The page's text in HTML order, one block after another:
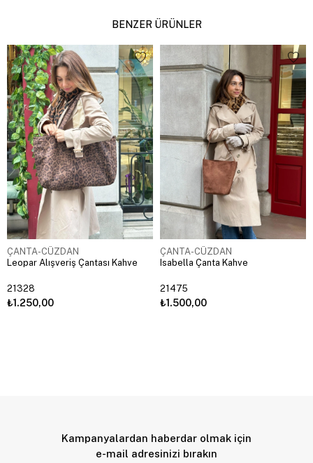
BENZER ÜRÜNLER
ÇANTA-CÜZDAN
Leopar Alışveriş Çantası Kahve
21328
₺1.250,00
ÇANTA-CÜZDAN
Isabella Çanta Kahve
21475
₺1.500,00
Kampanyalardan haberdar olmak için
e-mail adresinizi bırakın